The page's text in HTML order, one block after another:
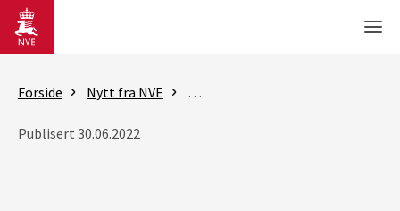
Gå til hovedinnhold
Forside Nytt fra NVE Nyheter - sikkerhet og
Publisert 30.06.2022